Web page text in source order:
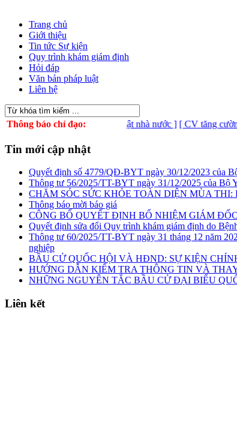
Trang chủ
Giới thiệu
Tin tức Sự kiện
Quy trình khám giám định
Hỏi đáp
Văn bản pháp luật
Liên hệ
Thông báo chỉ đạo:
thi Tìm hiểu bí mật nhà nước ] [ CV tăng cường bảo mật
Tin mới cập nhật
Quyết định số 4779/QĐ-BYT ngày 30/12/2023 của
Thông tư 56/2025/TT-BYT ngày 31/12/2025 của Bộ
CHĂM SÓC SỨC KHỎE TOÀN DIỆN MÙA
Thông báo mời báo giá
CÔNG BỐ QUYẾT ĐỊNH BỔ NHIỆM GIÁM
Quyết định sửa đổi Quy trình khám giám định do
Thông tư 60/2025/TT-BYT ngày 31 tháng 12 năm
nghiệp
BẦU CỬ QUỐC HỘI VÀ HĐND: SỰ KIỆN
HƯỚNG DẪN KIỂM TRA THÔNG TIN VÀ
NHỮNG NGUYÊN TẮC BẦU CỬ ĐẠI BIỂU
Liên kết